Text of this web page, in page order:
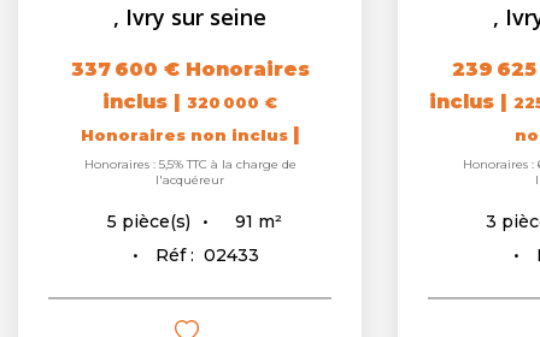
, Ivry sur seine
337 600 € Honoraires
inclus | 320 000 €
Honoraires non inclus |
Honoraires : 5,5% TTC à la charge de
l'acquéreur
5 pièce(s) 91 m²
Réf : 02433
,
239
inclus |
Honoraires :
3